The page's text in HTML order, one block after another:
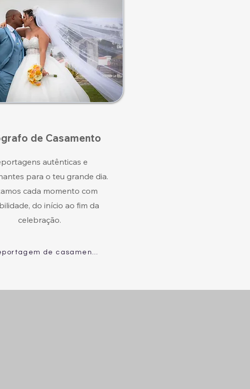
de Casamento
autênticas e
para o teu grande dia.
cada momento com
do início ao fim da
celebração.
Ver reportagem de casamento